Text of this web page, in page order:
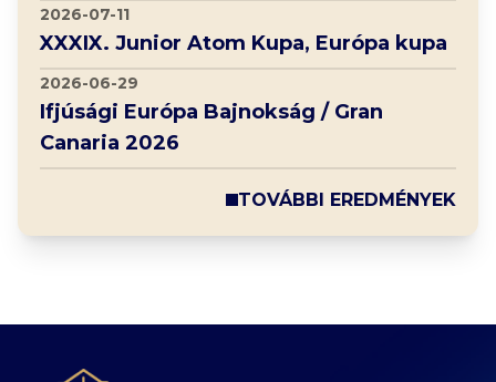
2026-07-11
XXXIX. Junior Atom Kupa, Európa kupa
2026-06-29
Ifjúsági Európa Bajnokság / Gran
Canaria 2026
TOVÁBBI EREDMÉNYEK